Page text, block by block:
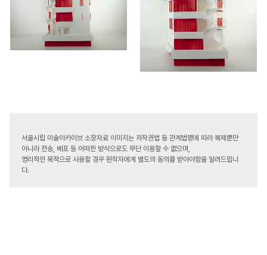
서울시립 미술아카이브 소장자료 이미지는 저작권법 등 관계법령에 따라 복제뿐만
아니라 전송, 배포 등 어떠한 방식으로도 무단 이용할 수 없으며,
영리적인 목적으로 사용할 경우 원작자에게 별도의 동의를 받아야함을 알려드립니
다.